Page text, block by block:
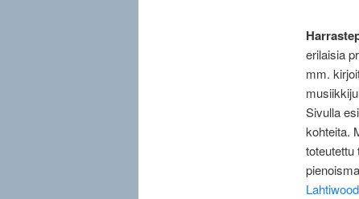
erilaisia
mm.
Sivulla
kohteita.
toteutettu
Lahtiwood